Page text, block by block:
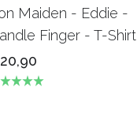
Maiden - Eddie -
Finger - T-Shirt